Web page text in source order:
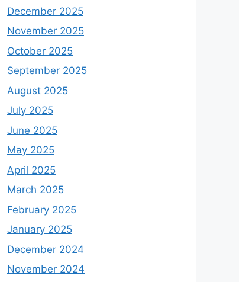
December 2025
November 2025
October 2025
September 2025
August 2025
July 2025
June 2025
May 2025
April 2025
March 2025
February 2025
January 2025
December 2024
November 2024